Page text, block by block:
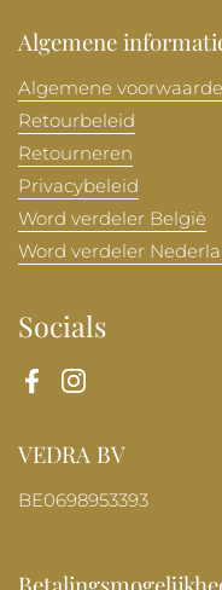
Algemene
Algemene
Retourbeleid
Retourneren
Privacybeleid
Word verdeler België
Word verdeler
Socials
FacebookInstagram
VEDRA BV
BE0698953393